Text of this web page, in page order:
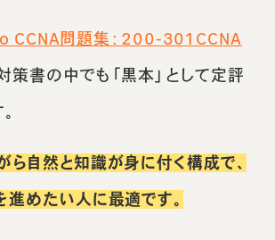
CCNA問題集：200-301CCNA
策書の中でも「黒本」として定評
ら自然と知識が身に付く構成で、
進めたい人に最適です。